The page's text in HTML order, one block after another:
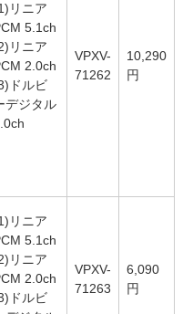
リニア
5.1ch
リニア
2.0ch
ドルビ
デジタル
VPXV-
71262
10,290
円
リニア
5.1ch
リニア
2.0ch
ドルビ
VPXV-
71263
6,090
円